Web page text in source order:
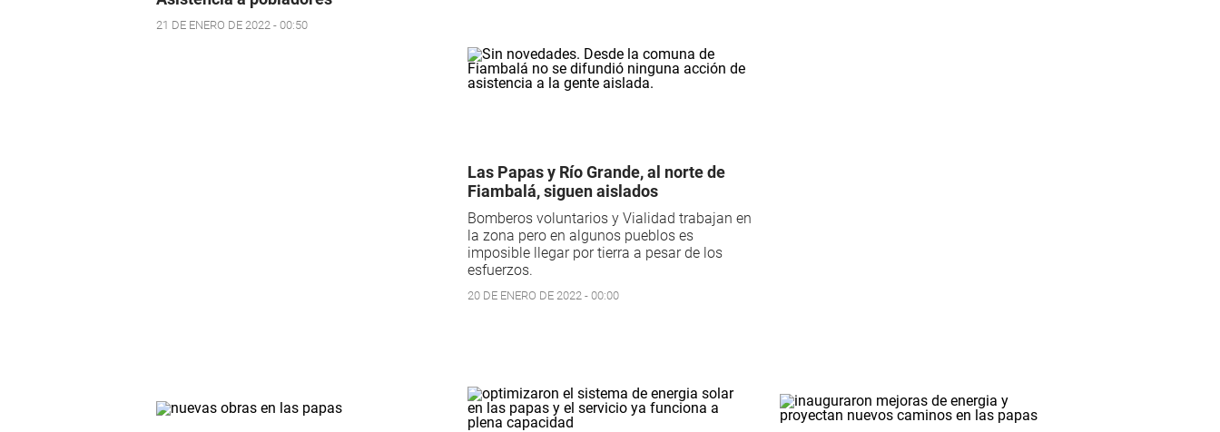
21 DE ENERO DE 2022 - 00:50
Las Papas y Río Grande, al norte de
Fiambalá, siguen aislados
Bomberos voluntarios y Vialidad trabajan en
la zona pero en algunos pueblos es
imposible llegar por tierra a pesar de los
esfuerzos.
20 DE ENERO DE 2022 - 00:00